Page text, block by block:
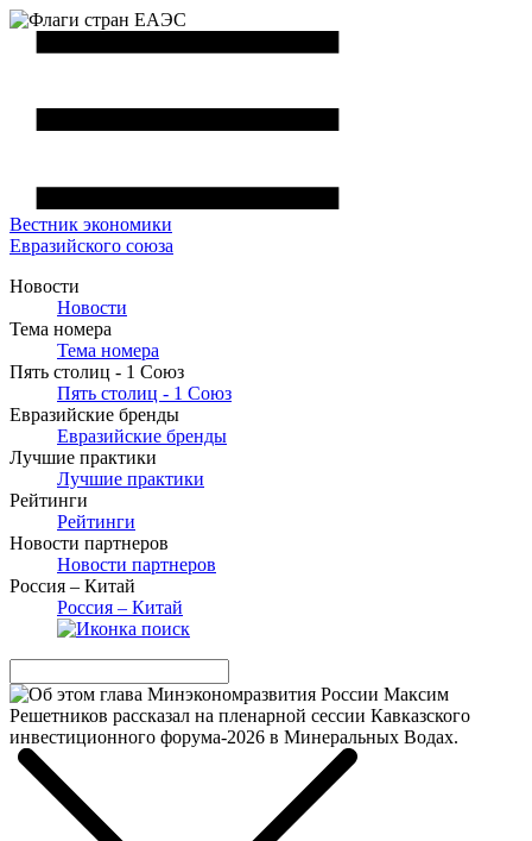
Вестник экономики
Евразийского союза
Новости
Новости
Тема номера
Тема номера
Пять столиц - 1 Союз
Пять столиц - 1 Союз
Евразийские бренды
Евразийские бренды
Лучшие практики
Лучшие практики
Рейтинги
Рейтинги
Новости партнеров
Новости партнеров
Россия – Китай
Россия – Китай